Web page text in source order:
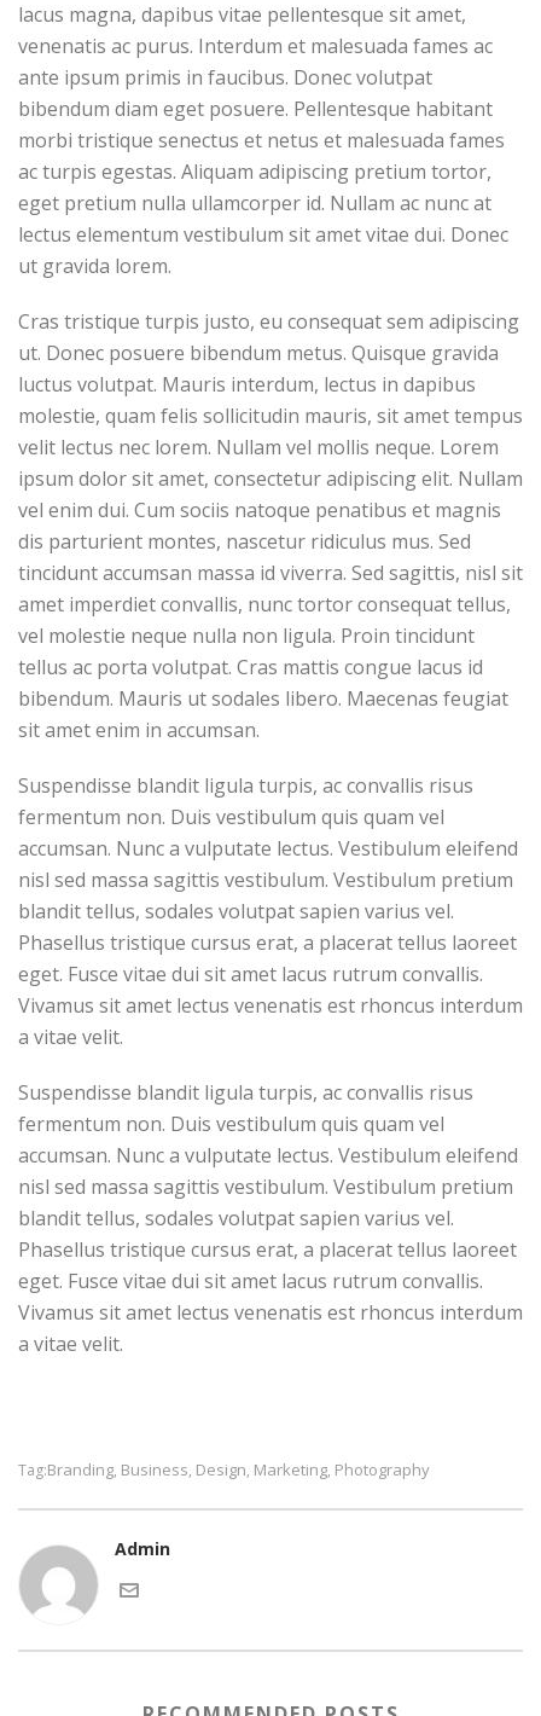
lacus magna, dapibus vitae pellentesque sit amet,
venenatis ac purus. Interdum et malesuada fames ac
ante ipsum primis in faucibus. Donec volutpat
bibendum diam eget posuere. Pellentesque habitant
morbi tristique senectus et netus et malesuada fames
ac turpis egestas. Aliquam adipiscing pretium tortor,
eget pretium nulla ullamcorper id. Nullam ac nunc at
lectus elementum vestibulum sit amet vitae dui. Donec
ut gravida lorem.
Cras tristique turpis justo, eu consequat sem adipiscing
ut. Donec posuere bibendum metus. Quisque gravida
luctus volutpat. Mauris interdum, lectus in dapibus
molestie, quam felis sollicitudin mauris, sit amet tempus
velit lectus nec lorem. Nullam vel mollis neque. Lorem
ipsum dolor sit amet, consectetur adipiscing elit. Nullam
vel enim dui. Cum sociis natoque penatibus et magnis
dis parturient montes, nascetur ridiculus mus. Sed
tincidunt accumsan massa id viverra. Sed sagittis, nisl sit
amet imperdiet convallis, nunc tortor consequat tellus,
vel molestie neque nulla non ligula. Proin tincidunt
tellus ac porta volutpat. Cras mattis congue lacus id
bibendum. Mauris ut sodales libero. Maecenas feugiat
sit amet enim in accumsan.
Suspendisse blandit ligula turpis, ac convallis risus
fermentum non. Duis vestibulum quis quam vel
accumsan. Nunc a vulputate lectus. Vestibulum eleifend
nisl sed massa sagittis vestibulum. Vestibulum pretium
blandit tellus, sodales volutpat sapien varius vel.
Phasellus tristique cursus erat, a placerat tellus laoreet
eget. Fusce vitae dui sit amet lacus rutrum convallis.
Vivamus sit amet lectus venenatis est rhoncus interdum
a vitae velit.
Suspendisse blandit ligula turpis, ac convallis risus
fermentum non. Duis vestibulum quis quam vel
accumsan. Nunc a vulputate lectus. Vestibulum eleifend
nisl sed massa sagittis vestibulum. Vestibulum pretium
blandit tellus, sodales volutpat sapien varius vel.
Phasellus tristique cursus erat, a placerat tellus laoreet
eget. Fusce vitae dui sit amet lacus rutrum convallis.
Vivamus sit amet lectus venenatis est rhoncus interdum
a vitae velit.
Tag:Branding, Business, Design, Marketing, Photography
Admin